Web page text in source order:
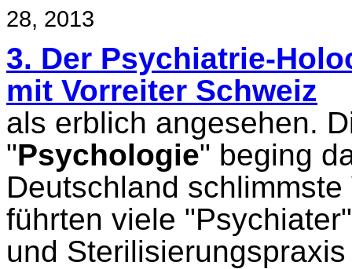
28, 2013
3. Der Psychiatrie-
mit Vorreiter Schweiz
als erblich angesehen.
"Psychologie" beging
Deutschland
führten viele
und Sterilisierungspraxis